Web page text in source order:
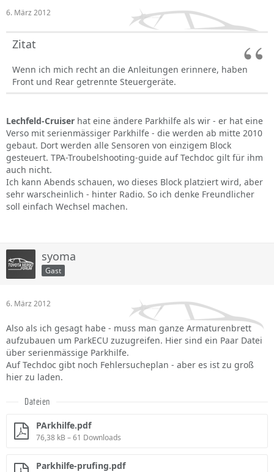
6. März 2012
Zitat
Wenn ich mich recht an die Anleitungen erinnere, haben
Front und Rear getrennte Steuergeräte.
Lechfeld-Cruiser hat eine ändere Parkhilfe als wir - er hat eine
Verso mit serienmässiger Parkhilfe - die werden ab mitte 2010
gebaut. Dort werden alle Sensoren von einzigem Block
gesteuert. TPA-Troubelshooting-guide auf Techdoc gilt für ihm
auch nicht.
Ich kann Abends schauen, wo dieses Block platziert wird, aber
sehr warscheinlich - hinter Radio. So ich denke Freundlicher
soll einfach Wechsel machen.
syoma
Gast
6. März 2012
Also als ich gesagt habe - muss man ganze Armaturenbrett
aufzubauen um ParkECU zuzugreifen. Hier sind ein Paar Datei
über serienmässige Parkhilfe.
Auf Techdoc gibt noch Fehlersucheplan - aber es ist zu groß
hier zu laden.
Dateien
PArkhilfe.pdf
76,38 kB – 61 Downloads
Parkhilfe-prufing.pdf